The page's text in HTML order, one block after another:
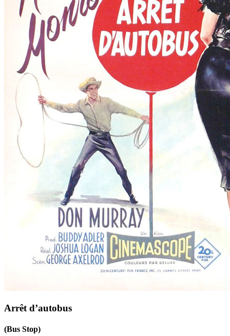
Arrêt d’autobus
(Bus Stop)